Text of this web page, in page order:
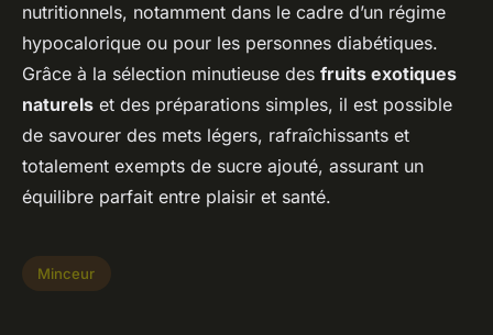
nutritionnels, notamment dans le cadre d’un régime
hypocalorique ou pour les personnes diabétiques.
Grâce à la sélection minutieuse des fruits exotiques
naturels et des préparations simples, il est possible
de savourer des mets légers, rafraîchissants et
totalement exempts de sucre ajouté, assurant un
équilibre parfait entre plaisir et santé.
Minceur